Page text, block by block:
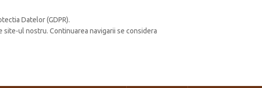
Datelor (GDPR).
ul nostru. Continuarea navigarii se considera